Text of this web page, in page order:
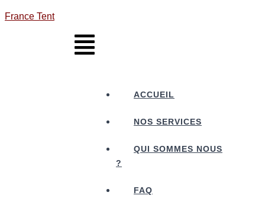
France Tent
ACCUEIL
NOS SERVICES
QUI SOMMES NOUS
?
FAQ